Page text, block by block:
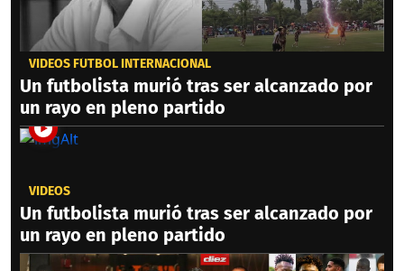
VIDEOS FÚTBOL INTERNACIONAL
Un futbolista murió tras ser alcanzado por
un rayo en pleno partido
VIDEOS
Un futbolista murió tras ser alcanzado por
un rayo en pleno partido